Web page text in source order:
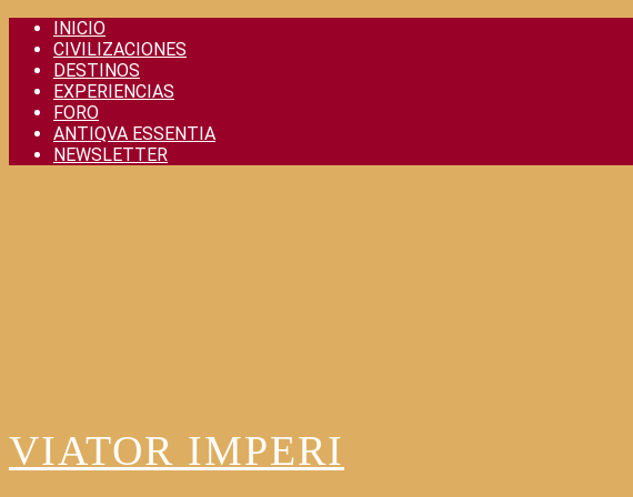
Skip
content
INICIO
CIVILIZACIONES
DESTINOS
EXPERIENCIAS
FORO
ANTIQVA ESSENTIA
NEWSLETTER
VIATOR IMPERI